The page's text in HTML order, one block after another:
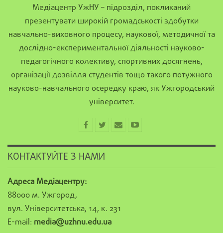
Медіацентр УжНУ – підрозділ, покликаний
презентувати широкій громадськості здобутки
навчально-виховного процесу, наукової, методичної та
дослідно-експериментальної діяльності науково-
педагогічного колективу, спортивних досягнень,
організації дозвілля студентів тощо такого потужного
науково-навчального осередку краю, як Ужгородський
університет.
КОНТАКТУЙТЕ З НАМИ
Адреса Медіацентру:
88000 м. Ужгород,
вул. Університетська, 14, к. 231
E-mail: media@uzhnu.edu.ua